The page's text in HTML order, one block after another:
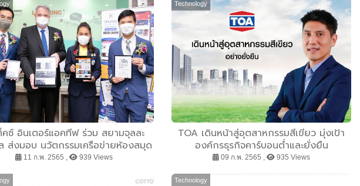
ล้านขวดภายในปี 2568
คซ์ อินเตอร์แอคทีฟ ร่วม สยามจุลละ
ส่งมอบ นวัตกรรมเครือข่ายห้องสมุด
ลน์ ไฮบรารี่ ต้นแบบ แก่สำนักงาน กศน.
งศึกษาธิการ ช่วยสร้างการศึกษาเท่า
11 ก.พ. 2565 , 939 Views
Technology
TOA เดินหน้าสู่อุตสาหกรรมสีเขียว มุ่งเป้า
องค์กรธุรกิจคาร์บอนต่ำและยั่งยืน
09 ก.พ. 2565 , 935 Views
Technology